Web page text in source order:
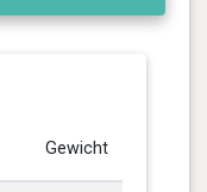
Gewicht